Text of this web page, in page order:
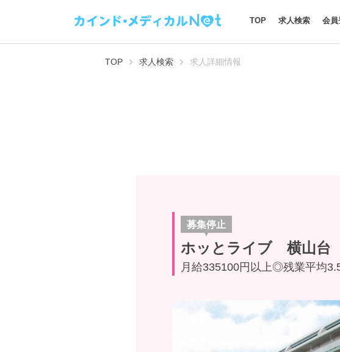
TOP 求人検索 会員
TOP 求人検索 求人詳細情報
募集停止
ホッとライブ 横山台
月給335100円以上◎残業平均